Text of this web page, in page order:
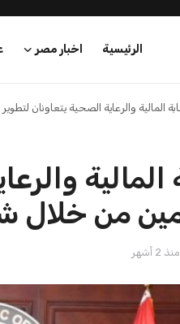
الرئيسية اخبار مصر
المالية والرعاية الصحية يتعاونان
المالية
من خلال
منذ 2 أشهر